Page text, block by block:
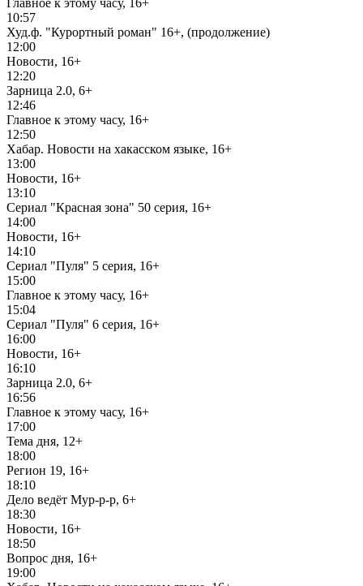
Главное к этому часу, 16+
10:57
Худ.ф. "Курортный роман" 16+, (продолжение)
12:00
Новости, 16+
12:20
Зарница 2.0, 6+
12:46
Главное к этому часу, 16+
12:50
Хабар. Новости на хакасском языке, 16+
13:00
Новости, 16+
13:10
Сериал "Красная зона" 50 серия, 16+
14:00
Новости, 16+
14:10
Сериал "Пуля" 5 серия, 16+
15:00
Главное к этому часу, 16+
15:04
Сериал "Пуля" 6 серия, 16+
16:00
Новости, 16+
16:10
Зарница 2.0, 6+
16:56
Главное к этому часу, 16+
17:00
Тема дня, 12+
18:00
Регион 19, 16+
18:10
Дело ведёт Мур-р-р, 6+
18:30
Новости, 16+
18:50
Вопрос дня, 16+
19:00